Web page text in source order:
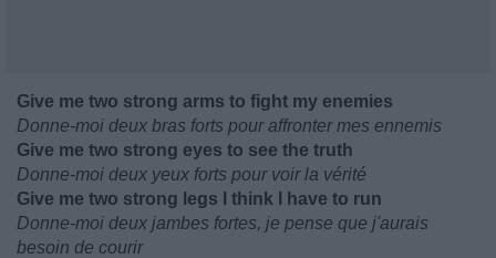
Give me two strong arms to fight my enemies
Donne-moi deux bras forts pour affronter mes ennemis
Give me two strong eyes to see the truth
Donne-moi deux yeux forts pour voir la vérité
Give me two strong legs I think I have to run
Donne-moi deux jambes fortes, je pense que j'aurais
besoin de courir